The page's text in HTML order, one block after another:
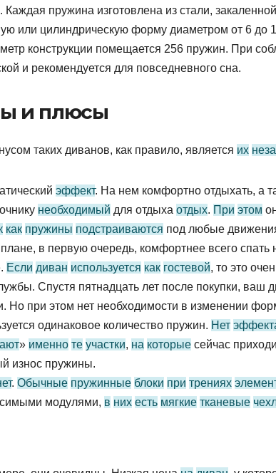
пружина изготовлена ​​из стали,
или цилиндрическую форму диаметром от 6 до
конструкции помещается 256 пружин. При
и рекомендуется для повседневного сна.
и плюсы
таких диванов, как правило, является их
эффект. На нем комфортно отдыхать, а
необходимый для отдыха отдых. При этом
как пружины подстраиваются под любые
в первую очередь, комфортнее всего спать
Если диван используется как гостевой, то это
Спустя пятнадцать лет после покупки, ваш
Но при этом нет необходимости в изменении
одинаковое количество пружин. Нет
» именно те участки, на которые сейчас
износ пружины.
. Обычные пружинные блоки при трениях
модулями, в них есть мягкие тканевые